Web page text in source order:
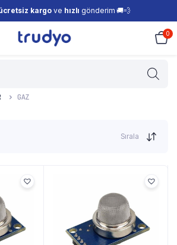
kargo ve hızlı gönderim 🚚💨
0
GAZ
Sırala